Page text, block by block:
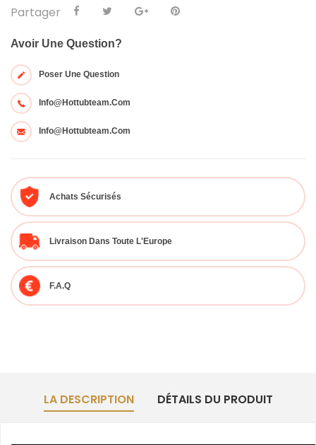
Partager
Avoir Une Question?
Poser Une Question
Info@hottubteam.com
Info@hottubteam.com
Achats Sécurisés
Livraison Dans Toute L'Europe
F.A.Q
LA DESCRIPTION DÉTAILS DU PRODUIT